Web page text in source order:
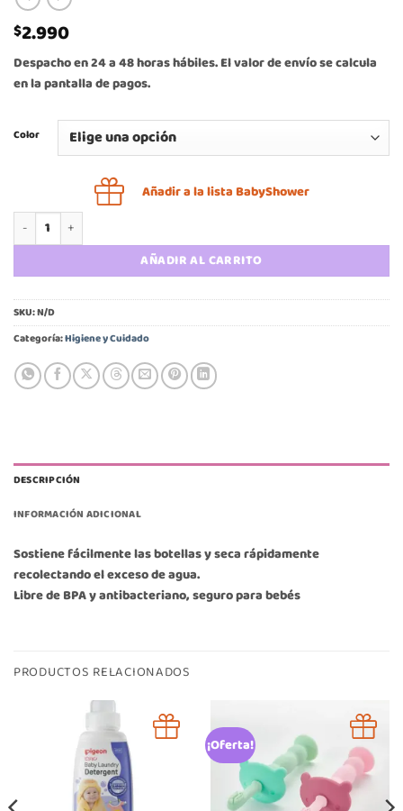
$2.990
Despacho en 24 a 48 horas hábiles. El valor de envío se calcula
en la pantalla de pagos.
Color
Añadir a la lista BabyShower
Secador de mamadera de bebé cantidad
AÑADIR AL CARRITO
SKU:N/D
Categoría:Higiene y Cuidado
DESCRIPCIÓN
INFORMACIÓN ADICIONAL
Sostiene fácilmente las botellas y seca rápidamente
recolectando el exceso de agua.
Libre de BPA y antibacteriano, seguro para bebés
PRODUCTOS RELACIONADOS
¡Oferta!